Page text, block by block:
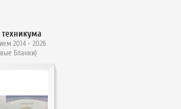
2014 - 2026
Бланки)